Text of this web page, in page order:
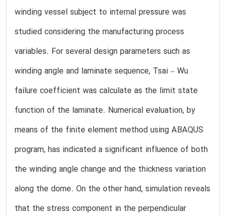
winding vessel subject to internal pressure was
studied considering the manufacturing process
variables. For several design parameters such as
winding angle and laminate sequence, Tsai – Wu
failure coefficient was calculate as the limit state
function of the laminate. Numerical evaluation, by
means of the finite element method using ABAQUS
program, has indicated a significant influence of both
the winding angle change and the thickness variation
along the dome. On the other hand, simulation reveals
that the stress component in the perpendicular